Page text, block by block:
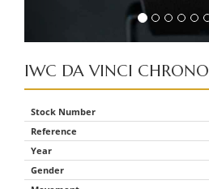
IWC DA VINCI CHRONO
Stock Number
Reference
Year
Gender